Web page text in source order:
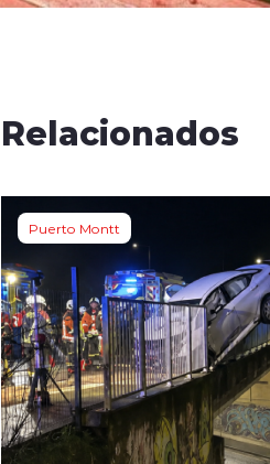
Relacionados
Puerto Montt